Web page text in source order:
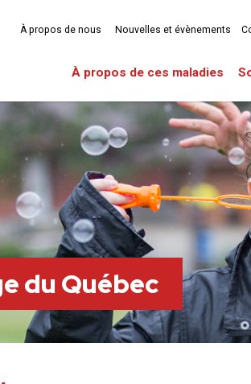
À propos de ces maladies
À propos de nous Nouvelles et évènements
du Québec